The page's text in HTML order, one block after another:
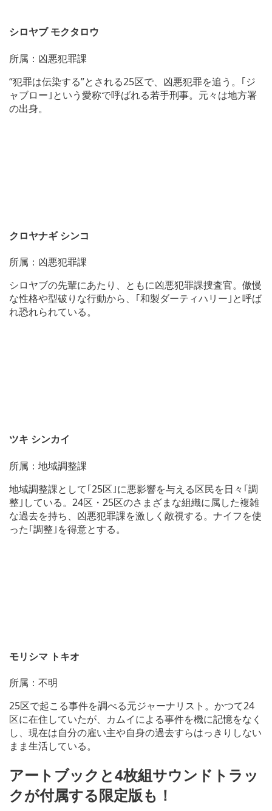
シロヤブ モクタロウ
所属：凶悪犯罪課
“犯罪は伝染する”とされる25区で、凶悪犯罪を追う。｢ジ
ャブロー｣という愛称で呼ばれる若手刑事。元々は地方署
の出身。
クロヤナギ シンコ
所属：凶悪犯罪課
シロヤブの先輩にあたり、ともに凶悪犯罪課捜査官。傲慢
な性格や型破りな行動から、｢和製ダーティハリー｣と呼ば
れ恐れられている。
ツキ シンカイ
所属：地域調整課
地域調整課として｢25区｣に悪影響を与える区民を日々｢調
整｣している。24区・25区のさまざまな組織に属した複雑
な過去を持ち、凶悪犯罪課を激しく敵視する。ナイフを使
った｢調整｣を得意とする。
モリシマ トキオ
所属：不明
25区で起こる事件を調べる元ジャーナリスト。かつて24
区に在住していたが、カムイによる事件を機に記憶をなく
し、現在は自分の雇い主や自身の過去すらはっきりしない
まま生活している。
アートブックと4枚組サウンドトラッ
クが付属する限定版も！